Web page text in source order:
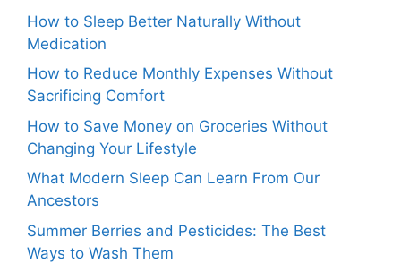
How to Sleep Better Naturally Without
Medication
How to Reduce Monthly Expenses Without
Sacrificing Comfort
How to Save Money on Groceries Without
Changing Your Lifestyle
What Modern Sleep Can Learn From Our
Ancestors
Summer Berries and Pesticides: The Best
Ways to Wash Them